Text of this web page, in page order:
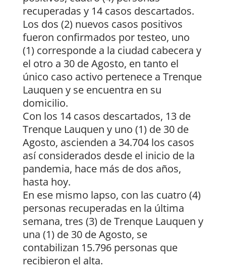
recuperadas y 14 casos descartados.
Los dos (2) nuevos casos positivos
fueron confirmados por testeo, uno
(1) corresponde a la ciudad cabecera y
el otro a 30 de Agosto, en tanto el
único caso activo pertenece a Trenque
Lauquen y se encuentra en su
domicilio.
Con los 14 casos descartados, 13 de
Trenque Lauquen y uno (1) de 30 de
Agosto, ascienden a 34.704 los casos
así considerados desde el inicio de la
pandemia, hace más de dos años,
hasta hoy.
En ese mismo lapso, con las cuatro (4)
personas recuperadas en la última
semana, tres (3) de Trenque Lauquen y
una (1) de 30 de Agosto, se
contabilizan 15.796 personas que
recibieron el alta.